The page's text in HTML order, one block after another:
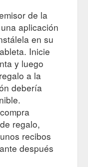
de la
aplicación
en su
Inicie
y luego
a la
debería
regalo,
recibos
después